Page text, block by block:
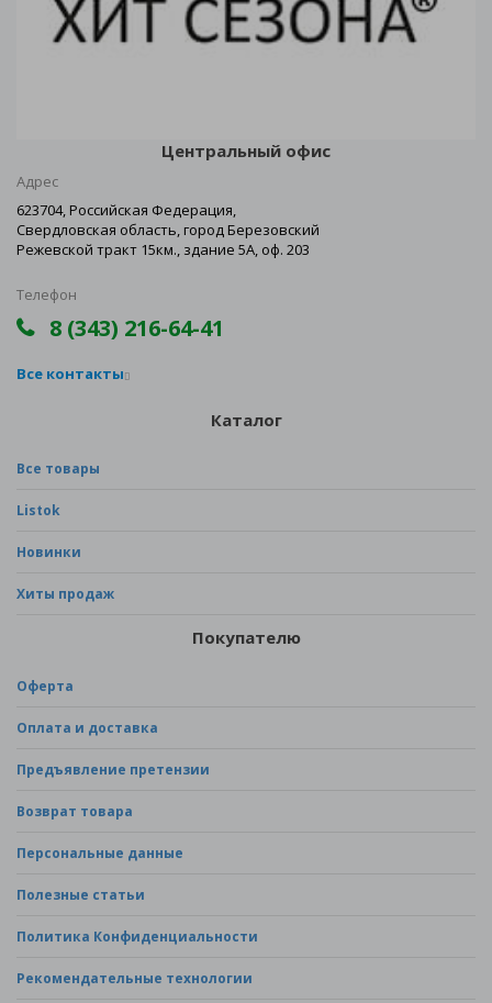
Центральный офис
Адрес
623704, Российская Федерация,
Свердловская область, город Березовский
Режевской тракт 15км., здание 5А, оф. 203
Телефон
8 (343) 216-64-41
Все контакты
Каталог
Все товары
Listok
Новинки
Хиты продаж
Покупателю
Оферта
Оплата и доставка
Предъявление претензии
Возврат товара
Персональные данные
Полезные статьи
Политика Конфиденциальности
Рекомендательные технологии